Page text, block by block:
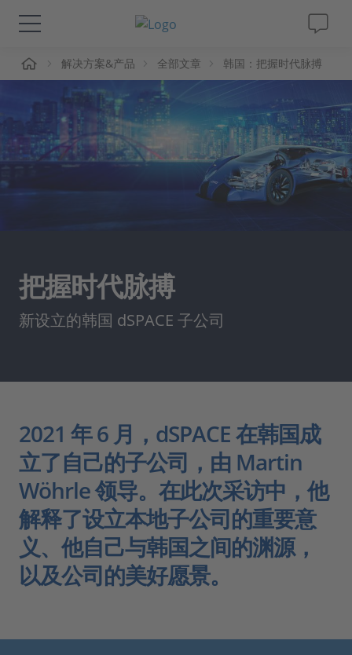
解决方案&产品
Support
视频
人才招聘
解决方案&产品 全部文章 韩国：把握时代脉搏
把握时代脉搏
新设立的韩国 dSPACE 子公司
2021 年 6 月，dSPACE 在韩国成
立了自己的子公司，由 Martin
Wöhrle 领导。在此次采访中，他
解释了设立本地子公司的重要意
义、他自己与韩国之间的渊源，
以及公司的美好愿景。